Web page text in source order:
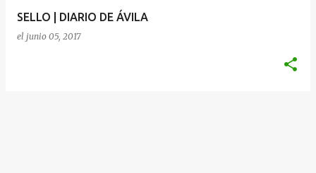
SELLO | DIARIO DE ÁVILA
el junio 05, 2017